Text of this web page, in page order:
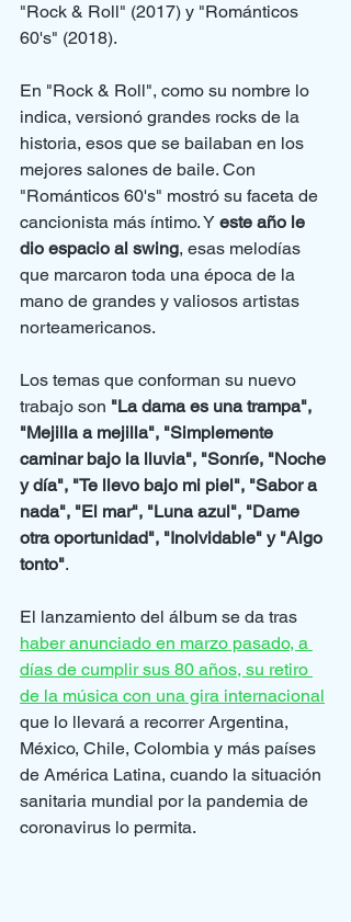
"Rock & Roll" (2017) y "Románticos
60's" (2018).
En "Rock & Roll", como su nombre lo
indica, versionó grandes rocks de la
historia, esos que se bailaban en los
mejores salones de baile. Con
"Románticos 60's" mostró su faceta de
cancionista más íntimo. Y este año le
dio espacio al swing, esas melodías
que marcaron toda una época de la
mano de grandes y valiosos artistas
norteamericanos.
Los temas que conforman su nuevo
trabajo son "La dama es una trampa",
"Mejilla a mejilla", "Simplemente
caminar bajo la lluvia", "Sonríe, "Noche
y día", "Te llevo bajo mi piel", "Sabor a
nada", "El mar", "Luna azul", "Dame
otra oportunidad", "Inolvidable" y "Algo
tonto".
El lanzamiento del álbum se da tras
haber anunciado en marzo pasado, a
días de cumplir sus 80 años, su retiro
de la música con una gira internacional
que lo llevará a recorrer Argentina,
México, Chile, Colombia y más países
de América Latina, cuando la situación
sanitaria mundial por la pandemia de
coronavirus lo permita.